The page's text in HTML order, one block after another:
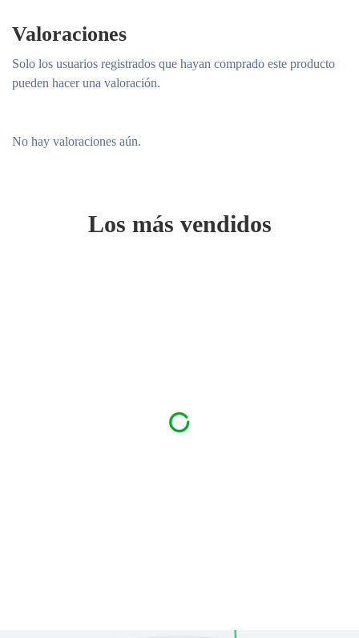
Valoraciones
No hay valoraciones aún.
Solo los usuarios registrados que hayan comprado este producto
pueden hacer una valoración.
Los más vendidos